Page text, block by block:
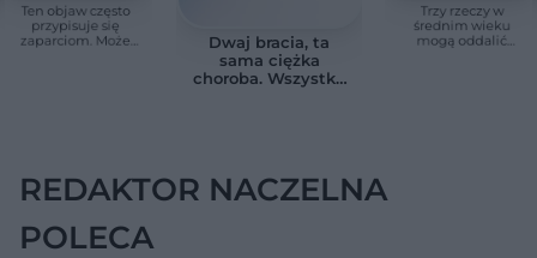
Ten objaw często
przypisuje się
zaparciom. Może
Dwaj bracia, ta
sama ciężka
choroba. Wszystko
Trzy rzeczy w
średnim wieku
mogą oddalić
REDAKTOR NACZELNA
POLECA